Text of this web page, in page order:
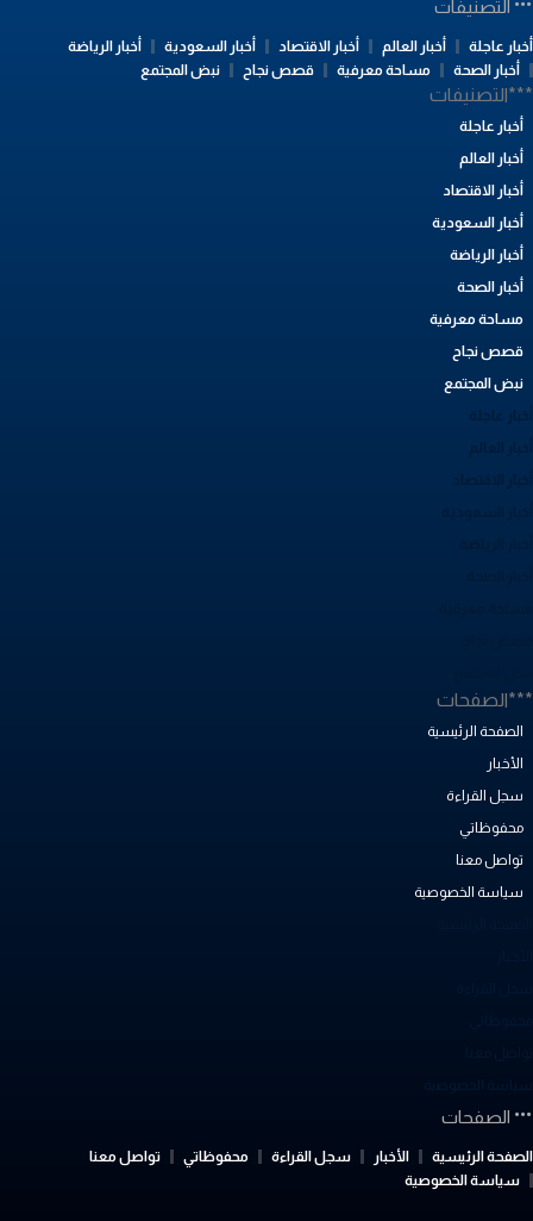
التصنيفات
عاجلة أخبار العالم أخبار الاقتصاد أخبار السعودية
أخبار الرياضة
أخبار الصحة
مساحة معرفية قصص نجاح نبض المجتمع
أخبار عاجلة
أخبار العالم
أخبار الاقتصاد
أخبار السعودية
أخبار الرياضة
أخبار الصحة
مساحة معرفية
قصص نجاح
نبض المجتمع
عاجلة
العالم
الاقتصاد
الصفحة الرئيسية
الأخبار
سجل القراءة
محفوظاتي
تواصل معنا
سياسة الخصوصية
الخصوصية
الصفحات
الرئيسية الأخبار سجل القراءة محفوظاتي
تواصل معنا
سياسة الخصوصية